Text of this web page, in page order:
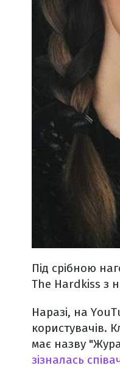
Під срібною
The Hardkiss з
Наразі, на
користувачів.
має назву
зізналась